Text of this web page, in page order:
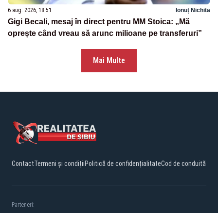
6 aug. 2026, 18:51 Ionuț Nichita
Gigi Becali, mesaj în direct pentru MM Stoica: „Mă
oprește când vreau să arunc milioane pe transferuri”
Mai Multe
ContactTermeni și condițiiPolitică de confidențialitateCod de conduită
Parteneri: